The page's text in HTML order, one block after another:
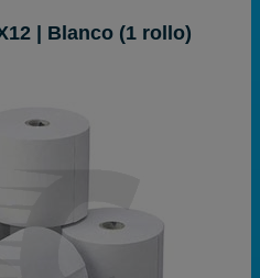
| Blanco (1 rollo)